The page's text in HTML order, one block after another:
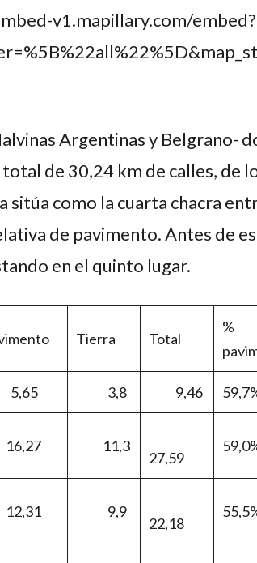
v1.mapillary.com/embed?
Argentinas y Belgrano-
de 30,24 km de calles, de
sitúa como la cuarta chacra
de pavimento. Antes de
en el quinto lugar.
Tierra Total
%
3,8 9,46
11,3
27,59
9,9
22,18